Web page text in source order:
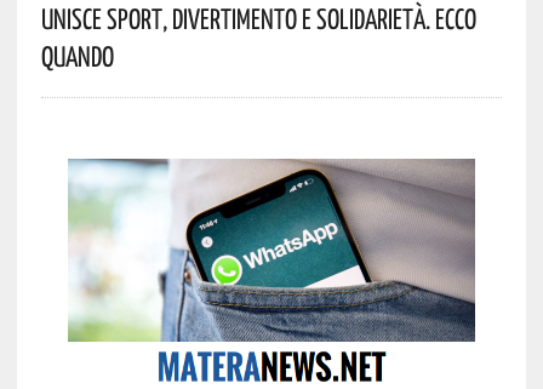
Unisce Sport, Divertimento E Solidarietà. Ecco
Quando